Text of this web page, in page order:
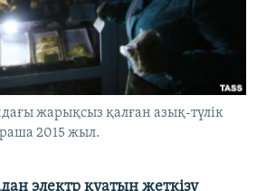
жарықсыз қалған азық-түлік
2015 жыл.
электр қуатын жеткізу